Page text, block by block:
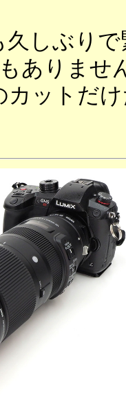
しぶり
ありませ
カットだ